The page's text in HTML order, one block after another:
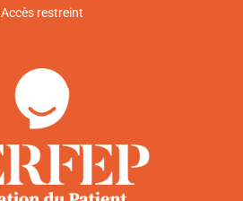
Accès restreint